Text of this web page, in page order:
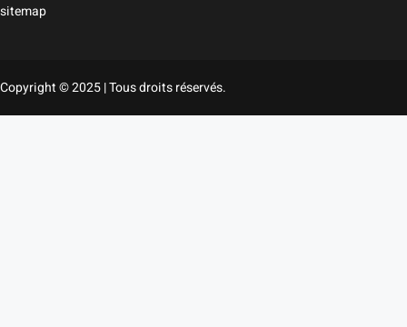
sitemap
Copyright © 2025 | Tous droits réservés.